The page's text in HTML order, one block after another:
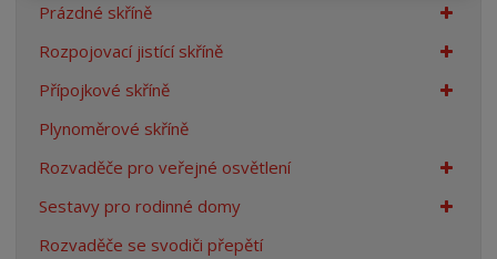
Prázdné skříně
Rozpojovací jistící skříně
Přípojkové skříně
Plynoměrové skříně
Rozvaděče pro veřejné osvětlení
Sestavy pro rodinné domy
Rozvaděče se svodiči přepětí